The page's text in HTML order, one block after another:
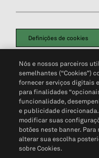
Definições de cookies
Política de PrivacidadePortal
Não Venda Minhas
Nós e nossos parceiros
semelhantes (“Cookies”)
fornecer serviços digitais
para finalidades
funcionalidade,
e publicidade
modificar suas
botões neste banner.
alterar sua escolha
sobre Cookies.